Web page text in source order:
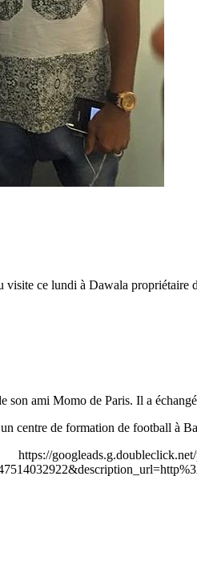
ce lundi à Dawala
son ami Momo de Paris. Il a
centre de formation de football à
https://